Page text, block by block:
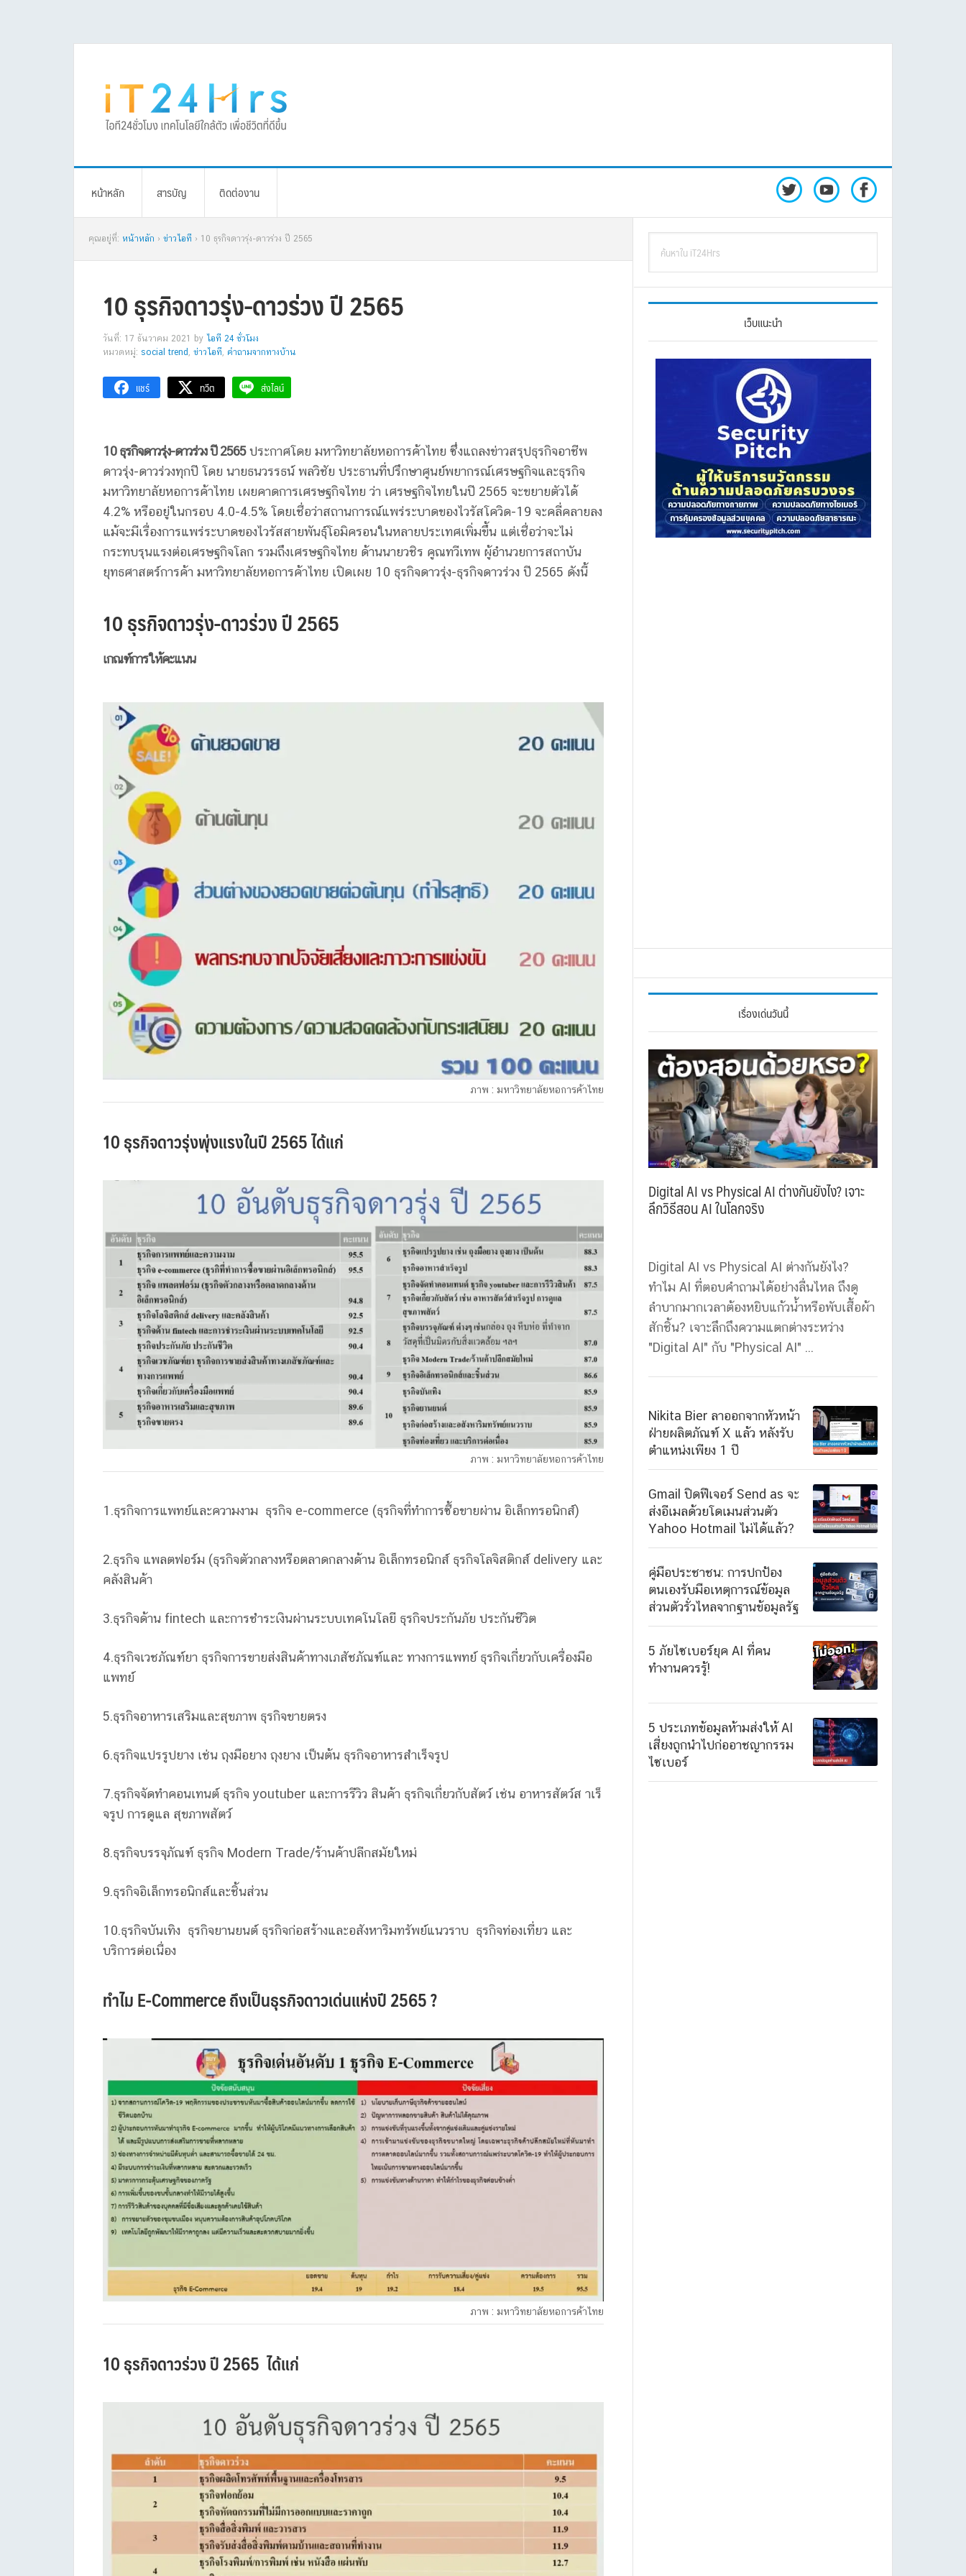
หน้าหลัก สารบัญ ติดต่องาน
คุณอยู่ที่: หน้าหลัก › ข่าวไอที › 10 ธุรกิจดาวรุ่ง-ดาวร่วง ปี 2565
10 ธุรกิจดาวรุ่ง-ดาวร่วง ปี 2565
วันที่: 17 ธันวาคม 2021 by ไอที 24 ชั่วโมง
หมวดหมู่: social trend , ข่าวไอที, คำถามจากทางบ้าน
แชร์ ทวีต ส่งไลน์
10 ธุรกิจดาวรุ่ง-ดาวร่วง ปี 2565ประกาศโดย มหาวิทยาลัยหอการค้าไทย ซึ่งแถลงข่าวสรุปธุรกิจอาชีพ
ดาวรุ่ง-ดาวร่วงทุกปี โดย นายธนวรรธน์ พลวิชัย ประธานที่ปรึกษาศูนย์พยากรณ์เศรษฐกิจและธุรกิจ
มหาวิทยาลัยหอการค้าไทย เผยคาดการเศรษฐกิจไทย ว่า เศรษฐกิจไทยในปี 2565 จะขยายตัวได้
4.2% หรืออยู่ในกรอบ 4.0-4.5% โดยเชื่อว่าสถานการณ์แพร่ระบาดของไวรัสโควิด-19 จะคลี่คลายลง
แม้จะมีเรื่องการแพร่ระบาดของไวรัสสายพันธุ์โอมิครอนในหลายประเทศเพิ่มขึ้น แต่เชื่อว่าจะไม่
กระทบรุนแรงต่อเศรษฐกิจโลก รวมถึงเศรษฐกิจไทย ด้านนายวชิร คูณทวีเทพ ผู้อำนวยการสถาบัน
ยุทธศาสตร์การค้า มหาวิทยาลัยหอการค้าไทย เปิดเผย 10 ธุรกิจดาวรุ่ง-ธุรกิจดาวร่วง ปี 2565 ดังนี้
10 ธุรกิจดาวรุ่ง-ดาวร่วง ปี 2565
เกณฑ์การให้คะแนน
ภาพ : มหาวิทยาลัยหอการค้าไทย
10 ธุรกิจดาวรุ่งพุ่งแรงในปี 2565 ได้แก่
ภาพ : มหาวิทยาลัยหอการค้าไทย
1.ธุรกิจการแพทย์และความงาม ธุรกิจ e-commerce (ธุรกิจที่ทำการซื้อขายผ่าน อิเล็กทรอนิกส์)
2.ธุรกิจ แพลตฟอร์ม (ธุรกิจตัวกลางหรือตลาดกลางด้าน อิเล็กทรอนิกส์ ธุรกิจโลจิสติกส์ delivery และ
คลังสินค้า
3.ธุรกิจด้าน fintech และการชำระเงินผ่านระบบเทคโนโลยี ธุรกิจประกันภัย ประกันชีวิต
4.ธุรกิจเวชภัณฑ์ยา ธุรกิจการขายส่งสินค้าทางเภสัชภัณฑ์และ ทางการแพทย์ ธุรกิจเกี่ยวกับเครื่องมือ
แพทย์
5.ธุรกิจอาหารเสริมและสุขภาพ ธุรกิจขายตรง
6.ธุรกิจแปรรูปยาง เช่น ถุงมือยาง ถุงยาง เป็นต้น ธุรกิจอาหารสำเร็จรูป
7.ธุรกิจจัดทำคอนเทนต์ ธุรกิจ youtuber และการรีวิว สินค้า ธุรกิจเกี่ยวกับสัตว์ เช่น อาหารสัตว์ส าเร็
จรูป การดูแล สุขภาพสัตว์
8.ธุรกิจบรรจุภัณฑ์ ธุรกิจ Modern Trade/ร้านค้าปลีกสมัยใหม่
9.ธุรกิจอิเล็กทรอนิกส์และชิ้นส่วน
10.ธุรกิจบันเทิง ธุรกิจยานยนต์ ธุรกิจก่อสร้างและอสังหาริมทรัพย์แนวราบ ธุรกิจท่องเที่ยว และ
บริการต่อเนื่อง
ทำไม E-Commerce ถึงเป็นธุรกิจดาวเด่นแห่งปี 2565 ?
ภาพ : มหาวิทยาลัยหอการค้าไทย
10 ธุรกิจดาวร่วง ปี 2565 ได้แก่
Primary
Sidebar
iT24Hrs
เว็บแนะนำ
เรื่องเด่นวันนี้
Digital AI vs Physical AI ต่างกันยังไง? เจาะ
ลึกวิธีสอน AI ในโลกจริง
Digital AI vs Physical AI ต่างกันยังไง?
ทำไม AI ที่ตอบคำถามได้อย่างลื่นไหล ถึงดู
ลำบากมากเวลาต้องหยิบแก้วน้ำหรือพับเสื้อผ้า
สักชิ้น? เจาะลึกถึงความแตกต่างระหว่าง
"Digital AI" กับ "Physical AI" ...
Nikita Bier ลาออกจากหัวหน้า
ฝ่ายผลิตภัณฑ์ X แล้ว หลังรับ
ตำแหน่งเพียง 1 ปี
Gmail ปิดฟีเจอร์ Send as จะ
ส่งอีเมลด้วยโดเมนส่วนตัว
Yahoo Hotmail ไม่ได้แล้ว?
คู่มือประชาชน: การปกป้อง
ตนเองรับมือเหตุการณ์ข้อมูล
ส่วนตัวรั่วไหลจากฐานข้อมูลรัฐ
5 ภัยไซเบอร์ยุค AI ที่คน
ทำงานควรรู้!
5 ประเภทข้อมูลห้ามส่งให้ AI
เสี่ยงถูกนำไปก่ออาชญากรรม
ไซเบอร์